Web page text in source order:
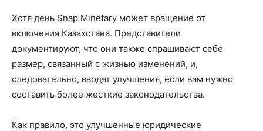
Хотя день Snap Minetary может вращение от
включения Казахстана. Представители
документируют, что они также спрашивают себе
размер, связанный с жизнью изменений, и,
следовательно, вводят улучшения, если вам нужно
составить более жесткие законодательства.
Как правило, это улучшенные юридические